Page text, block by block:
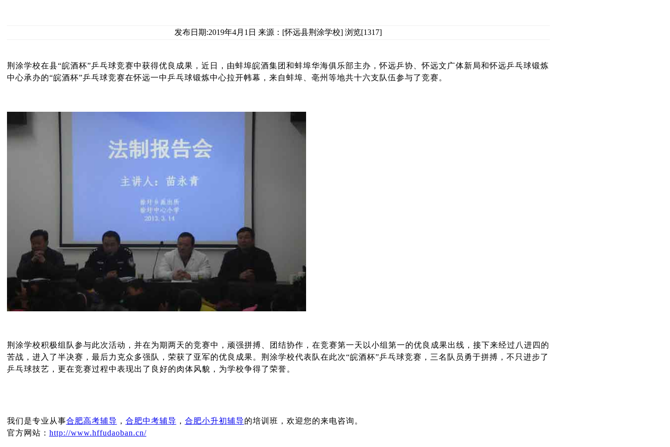
发布日期:2019年4月1日 来源：[怀远县荆涂学校] 浏览[1317]
荆涂学校在县“皖酒杯”乒乓球竞赛中获得优良成果，近日，由蚌埠皖酒集团和蚌埠华海俱乐部主办，怀远乒协、怀远文广体新局和怀远乒乓球锻炼
中心承办的“皖酒杯”乒乓球竞赛在怀远一中乒乓球锻炼中心拉开帏幕，来自蚌埠、亳州等地共十六支队伍参与了竞赛。
荆涂学校积极组队参与此次活动，并在为期两天的竞赛中，顽强拼搏、团结协作，在竞赛第一天以小组第一的优良成果出线，接下来经过八进四的
苦战，进入了半决赛，最后力克众多强队，荣获了亚军的优良成果。荆涂学校代表队在此次“皖酒杯”乒乓球竞赛，三名队员勇于拼搏，不只进步了
乒乓球技艺，更在竞赛过程中表现出了良好的肉体风貌，为学校争得了荣誉。
我们是专业从事合肥高考辅导 ， 合肥中考辅导 ， 合肥小升初辅导的培训班，欢迎您的来电咨询。
官方网站： http://www.hffudaoban.cn/